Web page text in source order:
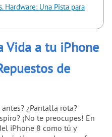
Hardware: Una Pista para
Vida a tu iPhone
de
¿Pantalla rota?
¡No te preocupes! En
iPhone 8 como tú y